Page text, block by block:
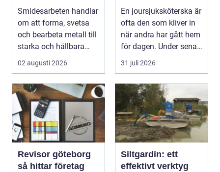
Smidesarbeten handlar
om att forma, svetsa
och bearbeta metall till
starka och hållbara
konstruktion...
02 augusti 2026
dygnet runt
En joursjuksköterska är
ofta den som kliver in
när andra har gått hem
för dagen. Under sena
kvällar,...
31 juli 2026
Revisor göteborg
så hittar företag
Siltgardin: ett
effektivt verktyg